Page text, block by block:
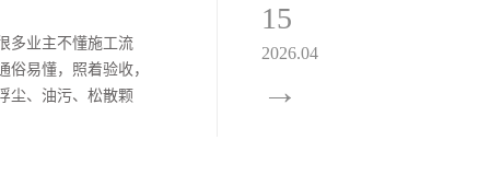
多业主不懂施工流
易懂，照着验收，
尘、油污、松散颗
15
2026.04
→